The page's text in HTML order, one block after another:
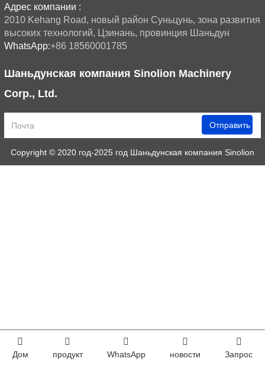
Адрес компании :
2010 Kehang Road, новый район Суньцунь, зона развития
высоких технологий, Цзинань, провинция Шаньдун
WhatsApp:+86 18560001785
Шаньдунская компания Sinolion Machinery
Corp., Ltd.
Отправить
Copyright © 2020 год-2025 год Шаньдунская компания Sinolion
Дом продукт WhatsApp новости Запрос